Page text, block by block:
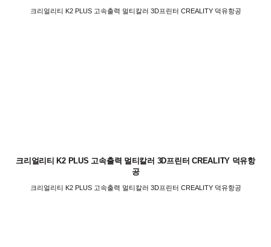
크리얼리티 K2 PLUS 고속출력 멀티칼러 3D프린터 CREALITY 덕유항공
크리얼리티 K2 PLUS 고속출력 멀티칼러 3D프린터 CREALITY 덕유항
공
크리얼리티 K2 PLUS 고속출력 멀티칼러 3D프린터 CREALITY 덕유항공